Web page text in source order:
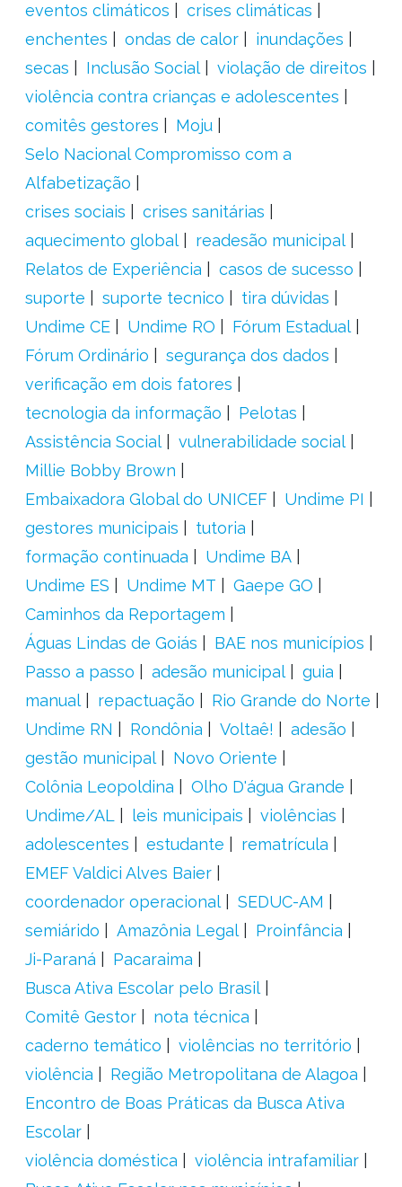
eventos climáticos
crises climáticas
enchentes
ondas de calor
inundações
secas
Inclusão Social
violação de direitos
violência contra crianças e adolescentes
comitês gestores
Moju
Selo Nacional Compromisso com a
Alfabetização
crises sociais
crises sanitárias
aquecimento global
readesão municipal
Relatos de Experiência
casos de sucesso
suporte
suporte tecnico
tira dúvidas
Undime CE
Undime RO
Fórum Estadual
Fórum Ordinário
segurança dos dados
verificação em dois fatores
tecnologia da informação
Pelotas
Assistência Social
vulnerabilidade social
Millie Bobby Brown
Embaixadora Global do UNICEF
Undime PI
gestores municipais
tutoria
formação continuada
Undime BA
Undime ES
Undime MT
Gaepe GO
Caminhos da Reportagem
Águas Lindas de Goiás
BAE nos municípios
Passo a passo
adesão municipal
guia
manual
repactuação
Rio Grande do Norte
Undime RN
Rondônia Voltaê!
adesão
gestão municipal
Novo Oriente
Colônia Leopoldina
Olho D'água Grande
Undime/AL
leis municipais
violências
adolescentes
estudante
rematrícula
EMEF Valdici Alves Baier
coordenador operacional
SEDUC-AM
semiárido
Amazônia Legal
Proinfância
Ji-Paraná
Pacaraima
Busca Ativa Escolar pelo Brasil
Comitê Gestor
nota técnica
caderno temático
violências no território
violência
Região Metropolitana de Alagoa
Encontro de Boas Práticas da Busca Ativa
Escolar
violência doméstica
violência intrafamiliar